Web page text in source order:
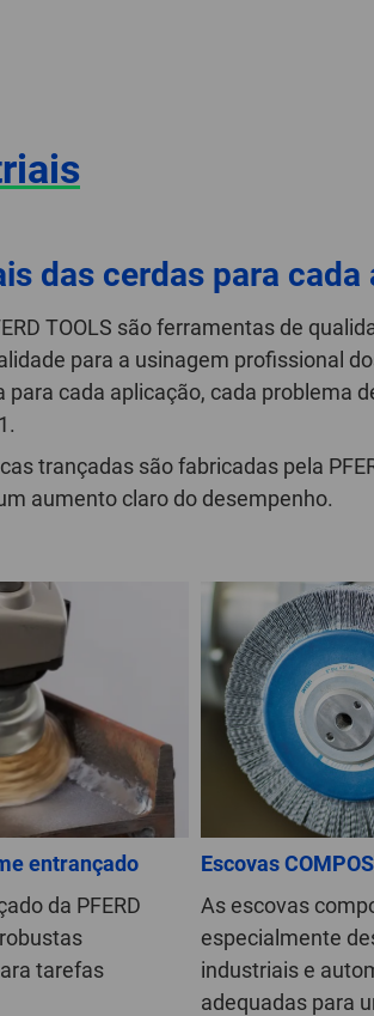
das cerdas para cada
TOOLS são ferramentas de
para a usinagem profissional
cada aplicação, cada problema
trançadas são fabricadas pela
aumento claro do desempenho.
entrançado
da PFERD
tarefas
Escovas
As escovas
especialmente
industriais e
adequadas para